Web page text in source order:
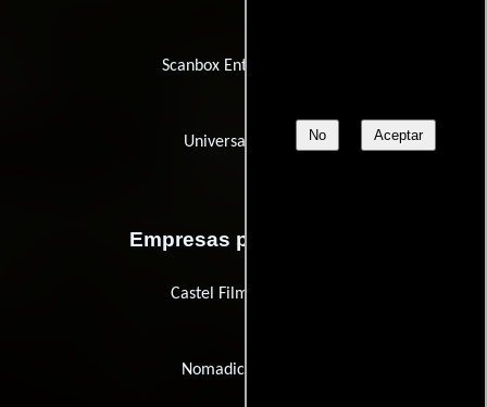
No Aceptar
Scanbox Entertainment
Universal Studios
Empresas productoras
Castel Film Romania
Nomadic Pictures